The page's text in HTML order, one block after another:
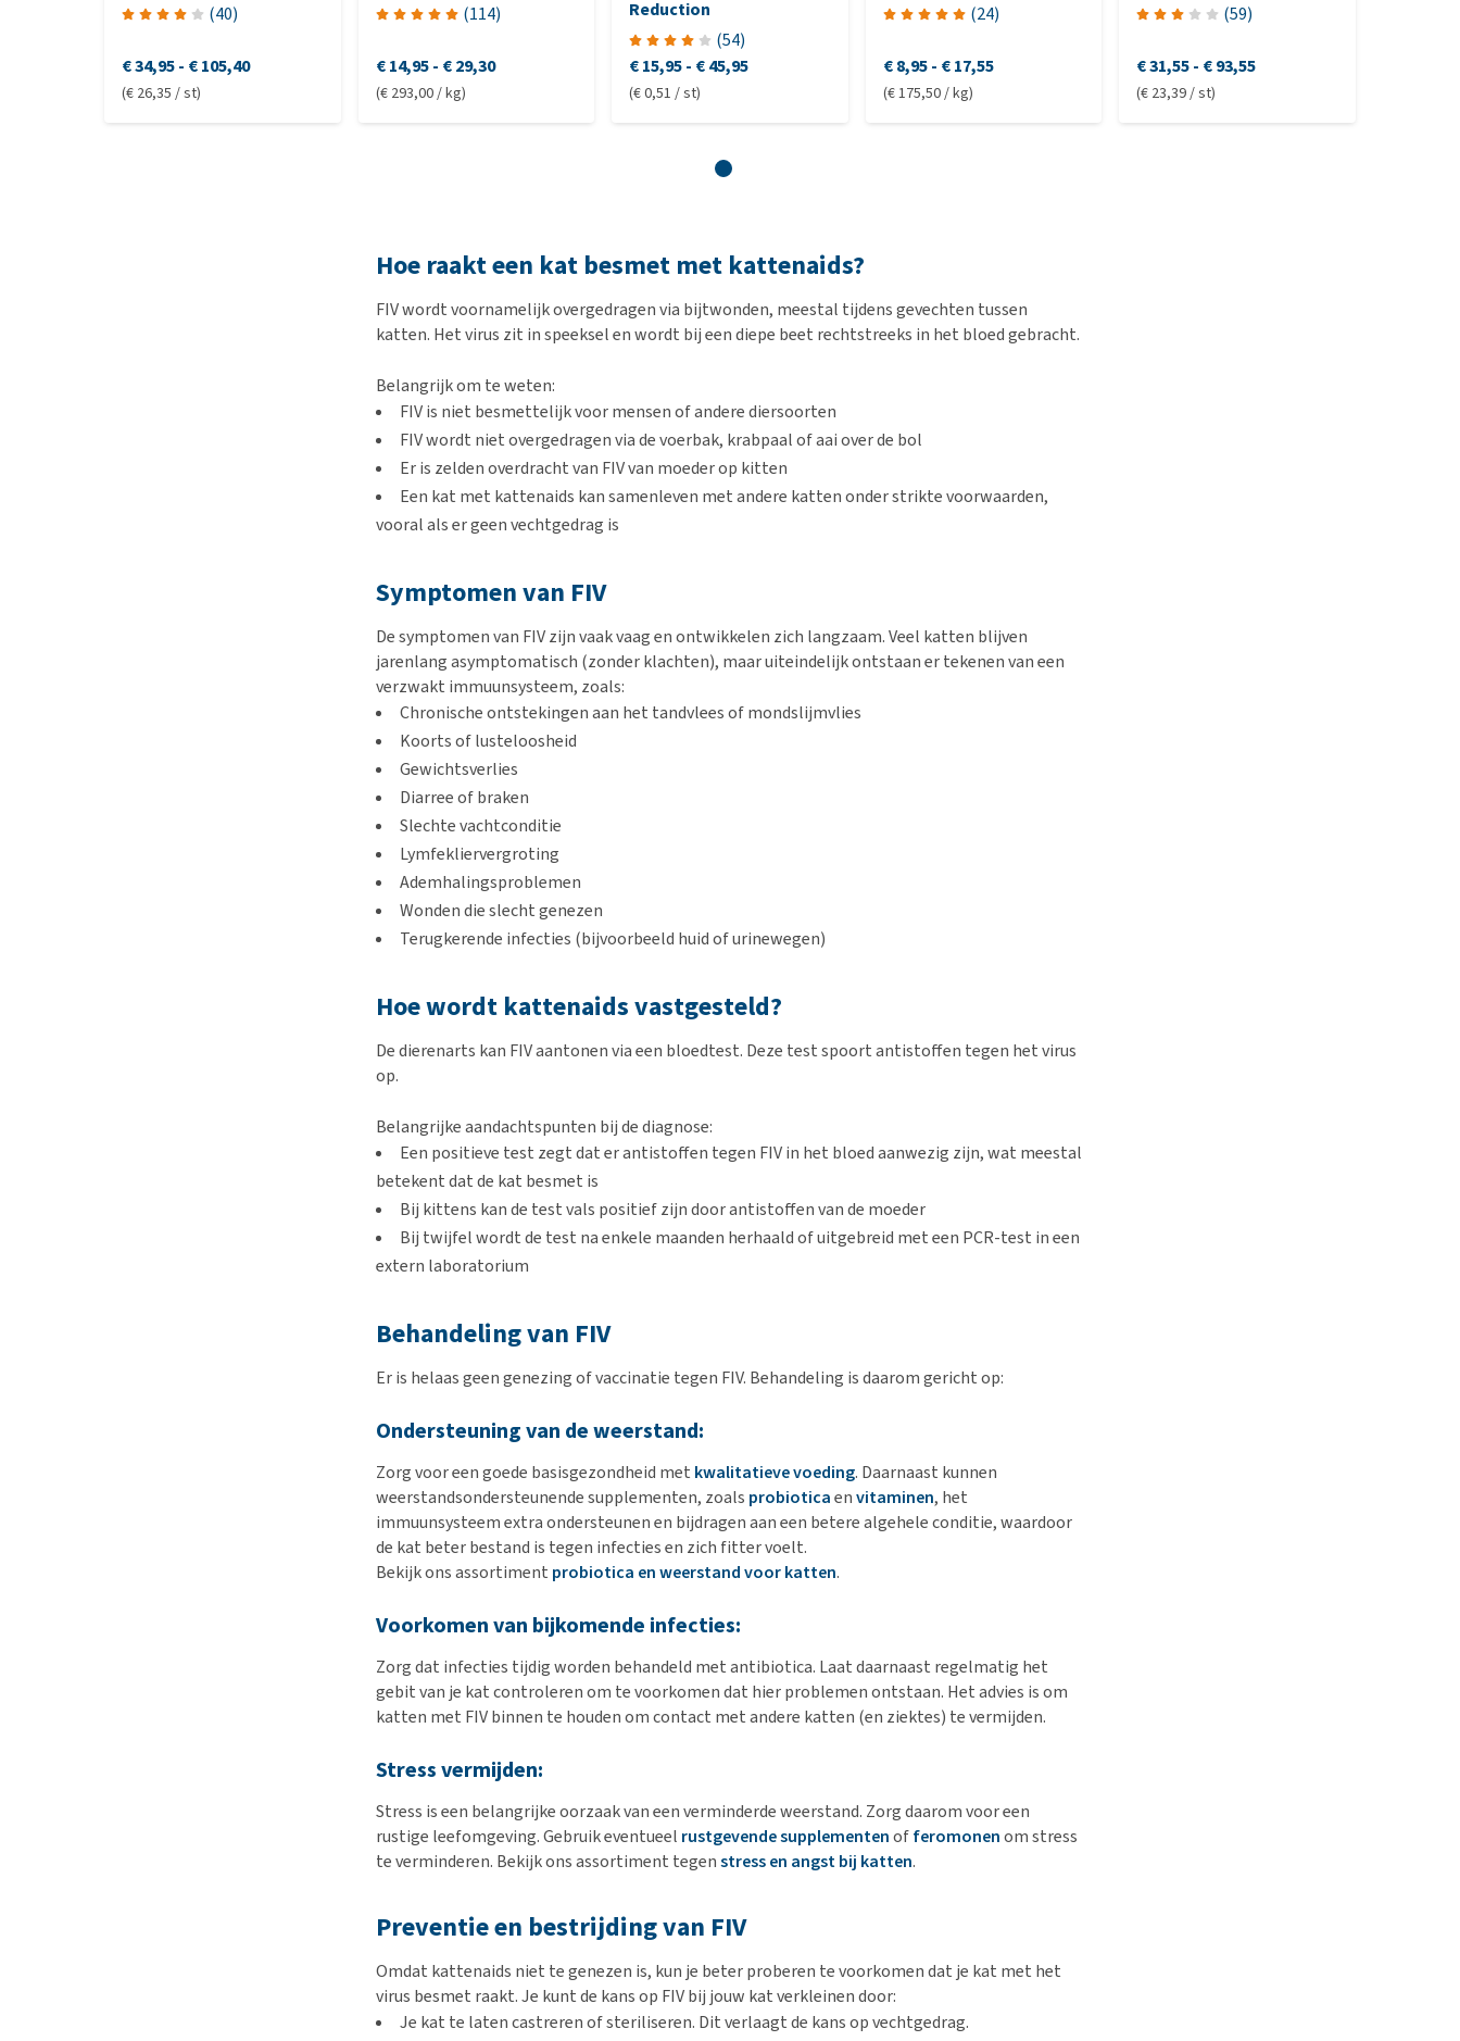
(40)
€ 34,95- € 105,40
(€ 26,35 / st)
(114)
€ 14,95 - € 29,30
(€ 293,00 / kg)
Reduction
(54)
€ 15,95- € 45,95
(€ 0,51 / st)
(24)
€ 8,95 - € 17,55
(€ 175,50 / kg)
(59)
€ 31,55- € 93,55
(€ 23,39 / st)
Hoe raakt een kat besmet met kattenaids?
FIV wordt voornamelijk overgedragen via bijtwonden, meestal tijdens gevechten tussen
katten. Het virus zit in speeksel en wordt bij een diepe beet rechtstreeks in het bloed gebracht.
Belangrijk om te weten:
FIV is niet besmettelijk voor mensen of andere diersoorten
FIV wordt niet overgedragen via de voerbak, krabpaal of aai over de bol
Er is zelden overdracht van FIV van moeder op kitten
Een kat met kattenaids kan samenleven met andere katten onder strikte voorwaarden,
vooral als er geen vechtgedrag is
Symptomen van FIV
De symptomen van FIV zijn vaak vaag en ontwikkelen zich langzaam. Veel katten blijven
jarenlang asymptomatisch (zonder klachten), maar uiteindelijk ontstaan er tekenen van een
verzwakt immuunsysteem, zoals:
Chronische ontstekingen aan het tandvlees of mondslijmvlies
Koorts of lusteloosheid
Gewichtsverlies
Diarree of braken
Slechte vachtconditie
Lymfekliervergroting
Ademhalingsproblemen
Wonden die slecht genezen
Terugkerende infecties (bijvoorbeeld huid of urinewegen)
Hoe wordt kattenaids vastgesteld?
De dierenarts kan FIV aantonen via een bloedtest. Deze test spoort antistoffen tegen het virus
op.
Belangrijke aandachtspunten bij de diagnose:
Een positieve test zegt dat er antistoffen tegen FIV in het bloed aanwezig zijn, wat meestal
betekent dat de kat besmet is
Bij kittens kan de test vals positief zijn door antistoffen van de moeder
Bij twijfel wordt de test na enkele maanden herhaald of uitgebreid met een PCR-test in een
extern laboratorium
Behandeling van FIV
Er is helaas geen genezing of vaccinatie tegen FIV. Behandeling is daarom gericht op:
Ondersteuning van de weerstand:
Zorg voor een goede basisgezondheid met kwalitatieve voeding. Daarnaast kunnen
weerstandsondersteunende supplementen, zoals probioticaenvitaminen, het
immuunsysteem extra ondersteunen en bijdragen aan een betere algehele conditie, waardoor
de kat beter bestand is tegen infecties en zich fitter voelt.
Bekijk ons assortiment probiotica en weerstand voor katten.
Voorkomen van bijkomende infecties:
Zorg dat infecties tijdig worden behandeld met antibiotica. Laat daarnaast regelmatig het
gebit van je kat controleren om te voorkomen dat hier problemen ontstaan. Het advies is om
katten met FIV binnen te houden om contact met andere katten (en ziektes) te vermijden.
Stress vermijden:
Stress is een belangrijke oorzaak van een verminderde weerstand. Zorg daarom voor een
rustige leefomgeving. Gebruik eventueel rustgevende supplementenofferomonenom stress
te verminderen. Bekijk ons assortiment tegenstress en angst bij katten.
Preventie en bestrijding van FIV
Omdat kattenaids niet te genezen is, kun je beter proberen te voorkomen dat je kat met het
virus besmet raakt. Je kunt de kans op FIV bij jouw kat verkleinen door:
Je kat te laten castreren of steriliseren. Dit verlaagt de kans op vechtgedrag.